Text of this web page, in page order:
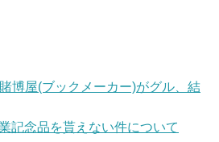
博屋(ブックメーカー)がグル、結
記念品を貰えない件について